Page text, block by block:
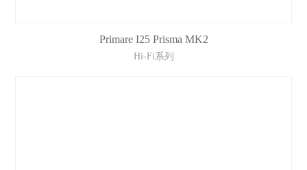
Primare I25 Prisma MK2
Hi-Fi系列